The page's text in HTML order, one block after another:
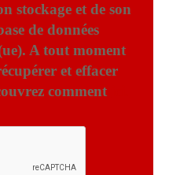
stockage et de son
de données
A tout moment
et effacer
comment